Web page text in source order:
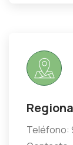
Teléfono: